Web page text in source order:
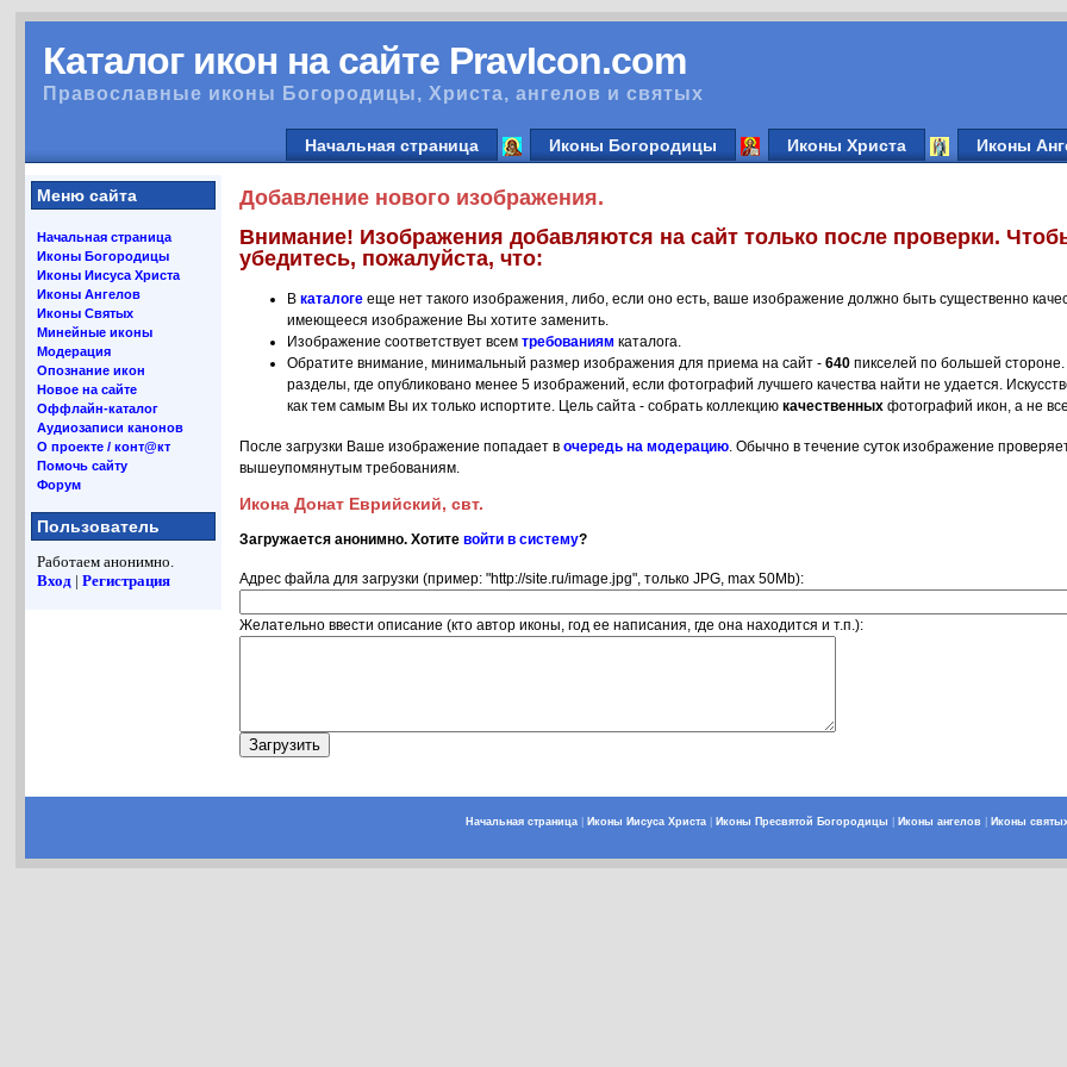
Каталог икон на сайте PravIcon.com
Православные иконы Богородицы, Христа, ангелов и святых
Начальная страница Иконы Богородицы Иконы Христа Иконы
Меню сайта
Начальная страница
Иконы Богородицы
Иконы Иисуса Христа
Иконы Ангелов
Иконы Святых
Минейные иконы
Модерация
Опознание икон
Новое на сайте
Оффлайн-каталог
Аудиозаписи канонов
О проекте / конт@кт
Помочь сайту
Форум
Пользователь
Работаем анонимно.
Вход |Регистрация
Добавление нового изображения.
Внимание! Изображения добавляются на сайт только после проверки.
убедитесь, пожалуйста, что:
Вкаталоге еще нет такого изображения, либо, если оно есть, ваше изображение должно быть существенно
имеющееся изображение Вы хотите заменить.
Изображение соответствует всемтребованиям каталога.
Обратите внимание, минимальный размер изображения для приема на сайт -640 пикселей по большей
разделы, где опубликовано менее 5 изображений, если фотографий лучшего качества найти не удается.
как тем самым Вы их только испортите. Цель сайта - собрать коллекциюкачественных фотографий икон, а не
После загрузки Ваше изображение попадает вочередь на модерацию. Обычно в течение суток изображение
вышеупомянутым требованиям.
Икона Донат Еврийский, свт.
Загружается анонимно. Хотитевойти в систему?
Адрес файла для загрузки (пример: "http://site.ru/image.jpg", только JPG, max 50Mb):
Желательно ввести описание (кто автор иконы, год ее написания, где она находится и т.п.):
Начальная страница Иконы Иисуса Христа Иконы Пресвятой Богородицы Иконы ангелов Иконы